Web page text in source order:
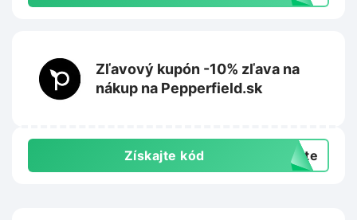
Zľavový kupón -10% zľava na
nákup na Pepperfield.sk
Získajte kód exte